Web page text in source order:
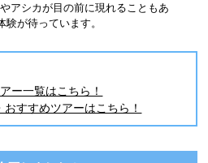
アシカが目の前に現れることもあ
験が待っています。
ー一覧はこちら！
すすめツアーはこちら！